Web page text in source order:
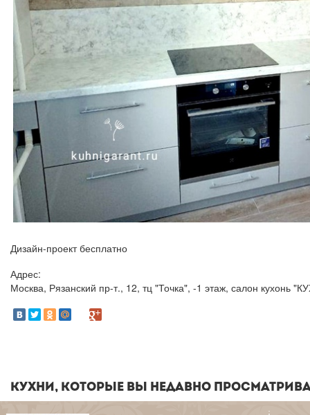
Дизайн-проект бесплатно
Адрес:
Москва, Рязанский пр-т., 12, тц "Точка", -1 этаж, салон кухонь
КУХНИ, КОТОРЫЕ ВЫ НЕДАВНО